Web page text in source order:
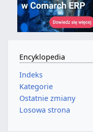
Encyklopedia
Indeks
Kategorie
Ostatnie zmiany
Losowa strona